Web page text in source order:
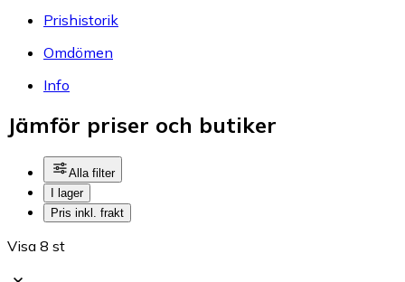
Prishistorik
Omdömen
Info
Jämför priser och butiker
Alla filter
I lager
Pris inkl. frakt
Visa 8 st